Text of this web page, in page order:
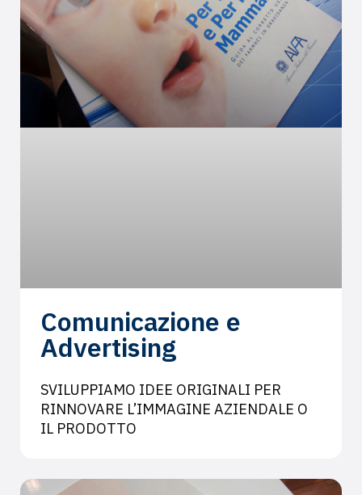
Comunicazione e
Advertising
SVILUPPIAMO IDEE ORIGINALI PER
RINNOVARE L’IMMAGINE AZIENDALE O
IL PRODOTTO